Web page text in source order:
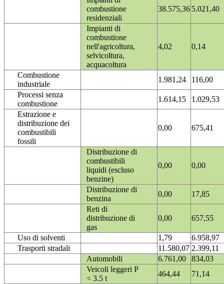
combustione
residenziali
38.575,36 5.021,40
Impianti di
combustione
nell'agricoltura,
selvicoltura,
acquacoltura
4,02 0,14
Combustione
industriale
1.981,24
116,00
Processi senza
combustione
1.614,15
1.029,53
Estrazione e
distribuzione dei
combustibili
fossili
0,00 675,41
Distribuzione di
combustibili
liquidi (escluso
benzine)
0,00 0,00
Distribuzione di
benzina
0,00
17,85
Reti di
distribuzione di
gas
0,00 657,55
Uso di solventi 1,79
6.958,97
Trasporti stradali
11.580,07 2.399,11
Automobili
6.761,00
834,03
Veicoli leggeri P
< 3.5 t
464,44
71,14